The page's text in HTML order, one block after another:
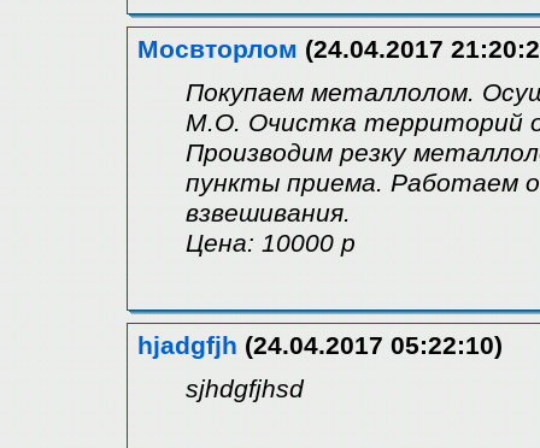
Мосвторлом (24.04.2017
Покупаем металлолом.
М.О. Очистка территорий
Производим резку
пункты приема. Работаем
взвешивания.
Цена: 10000 р
hjadgfjh (24.04.2017 05:22:10)
sjhdgfjhsd